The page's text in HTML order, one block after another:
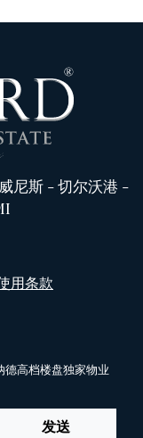
威尼斯-切尔沃港 -
用条款
高档楼盘独家物业
发送